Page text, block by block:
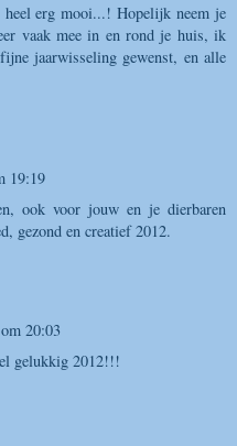
heel erg mooi...! Hopelijk neem je
vaak mee in en rond je huis, ik
jaarwisseling gewenst, en alle
19:19
ook voor jouw en je dierbaren
gezond en creatief 2012.
20:03
gelukkig 2012!!!